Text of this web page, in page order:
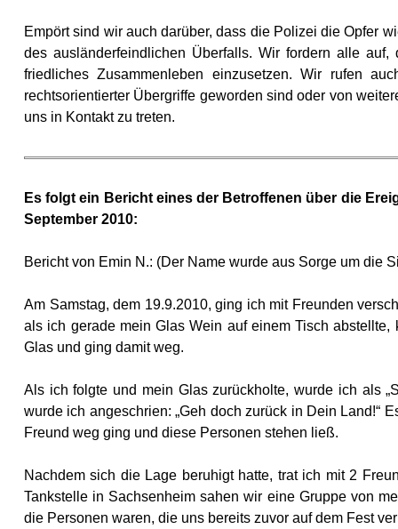
Empört sind wir auch darüber, dass die Polizei die Opfer
des ausländerfeindlichen Überfalls. Wir fordern alle
friedliches Zusammenleben einzusetzen. Wir rufen
rechtsorientierter Übergriffe geworden sind oder von
uns in Kontakt zu treten.
Es folgt ein Bericht eines der Betroffenen über die
September 2010:
Bericht von Emin N.: (Der Name wurde aus Sorge um die
Am Samstag, dem 19.9.2010, ging ich mit Freunden
als ich gerade mein Glas Wein auf einem Tisch
Glas und ging damit weg.
Als ich folgte und mein Glas zurückholte, wurde ich als
wurde ich angeschrien: „Geh doch zurück in Dein Land!“
Freund weg ging und diese Personen stehen ließ.
Nachdem sich die Lage beruhigt hatte, trat ich mit 2
Tankstelle in Sachsenheim sahen wir eine Gruppe von
die Personen waren, die uns bereits zuvor auf dem Fest